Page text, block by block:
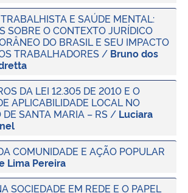
E SAÚDE MENTAL:
SOBRE O CONTEXTO JURÍDICO
DO BRASIL E SEU IMPACTO
TRABALHADORES / Bruno dos
DA LEI 12.305 DE 2010 E O
APLICABILIDADE LOCAL NO
DE SANTA MARIA – RS / Luciara
COMUNIDADE E AÇÃO POPULAR
Lima Pereira
SOCIEDADE EM REDE E O PAPEL